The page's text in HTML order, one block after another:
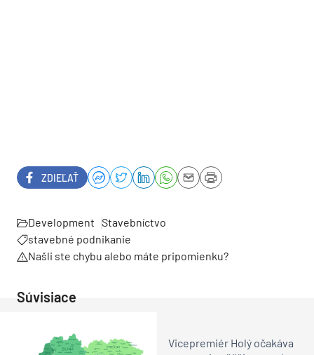
ZDIEĽAŤ
Development Stavebníctvo
stavebné podnikanie
Našli ste chybu alebo máte pripomienku?
Súvisiace
Vicepremiér Holý očakáva